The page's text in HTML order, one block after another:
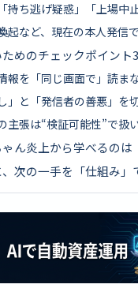
持ち逃げ疑惑」「上場中
起など、現在の本人発信
めのチェックポイント3
報を「同じ画面で」読ま
」と「発信者の善悪」を
主張は“検証可能性”で扱
ん炎上から学べるの
次の一手を「仕組み」